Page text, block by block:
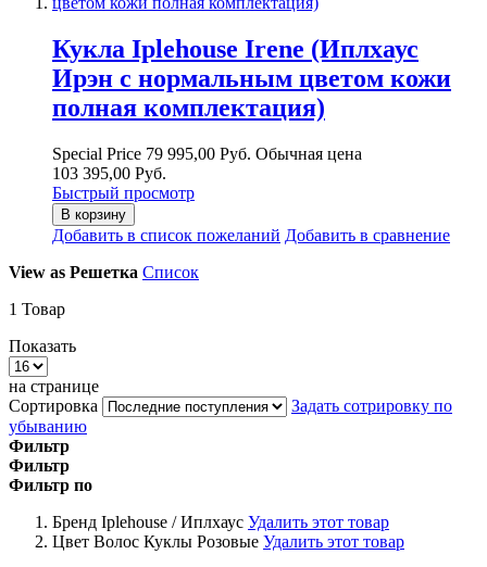
Кукла Iplehouse Irene (Иплхаус
Ирэн с нормальным цветом кожи
полная комплектация)
Special Price 79 995,00 Руб. Обычная цена
103 395,00 Руб.
Быстрый просмотр
В корзину
Добавить в список пожеланий Добавить в сравнение
View as Решетка Список
1 Товар
Показать
на странице
Сортировка
Задать сотрировку по
убыванию
Фильтр
Фильтр
Фильтр по
Бренд Iplehouse / Иплхаус Удалить этот товар
Цвет Волос Куклы Розовые Удалить этот товар